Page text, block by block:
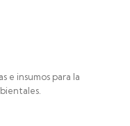
e insumos para la